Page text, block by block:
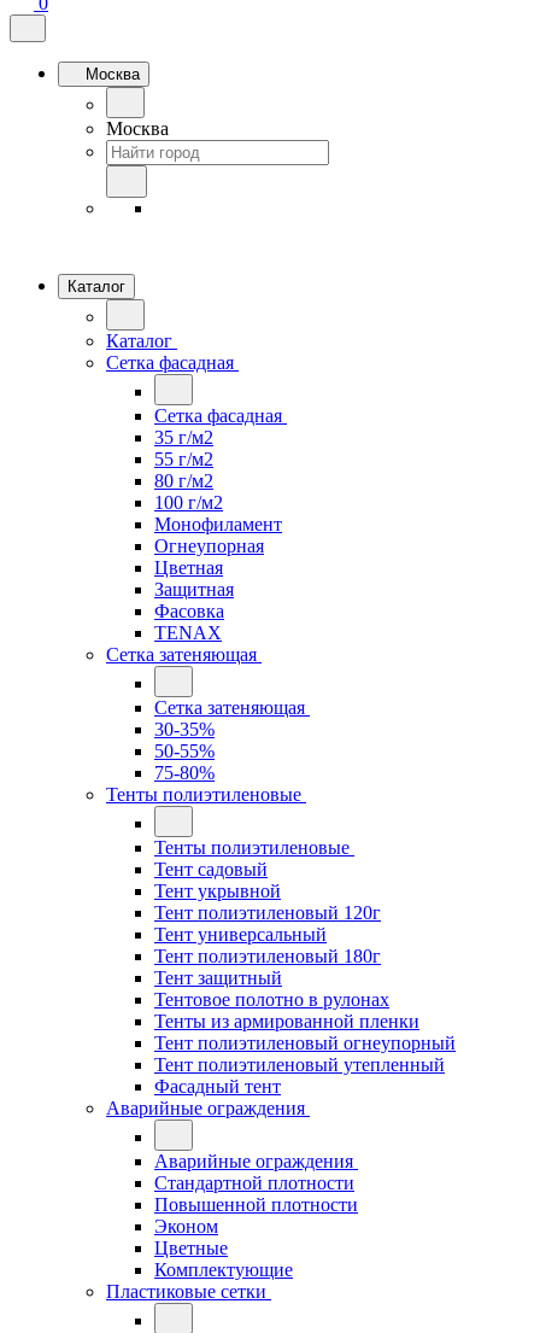
Москва
Москва
Каталог
Каталог
Сетка фасадная
Сетка фасадная
35 г/м2
55 г/м2
80 г/м2
100 г/м2
Монофиламент
Огнеупорная
Цветная
Защитная
Фасовка
TENAX
Сетка затеняющая
Сетка затеняющая
30-35%
50-55%
75-80%
Тенты полиэтиленовые
Тенты полиэтиленовые
Тент садовый
Тент укрывной
Тент полиэтиленовый 120г
Тент универсальный
Тент полиэтиленовый 180г
Тент защитный
Тентовое полотно в рулонах
Тенты из армированной пленки
Тент полиэтиленовый огнеупорный
Тент полиэтиленовый утепленный
Фасадный тент
Аварийные ограждения
Аварийные ограждения
Стандартной плотности
Повышенной плотности
Эконом
Цветные
Комплектующие
Пластиковые сетки